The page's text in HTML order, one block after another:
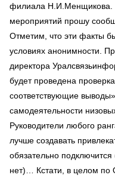
филиала Н.И.Менщикова.
мероприятий прошу
Отметим, что эти факты
условиях анонимности.
директора
будет проведена
соответствующие
самодеятельности
Руководители любого
лучше создавать
обязательно
нет)… Кстати, в целом